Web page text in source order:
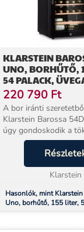
KLARSTEIN
UNO, BORHŰTŐ,
54 PALACK,
220 790 Ft
A bor iránti
Klarstein Barossa
úgy gondoskodik a
borélvezetről, hogy
hőmérsékletet biztosít
fehér borok egyidejű
fogyasztásához. Az íz
Klarstein
Hasonlók, mint
Uno, borhűtő, 155 liter,
üvegajtó,